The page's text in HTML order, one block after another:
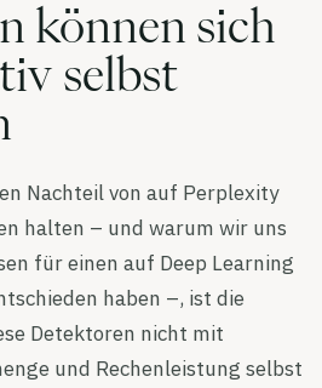
können sich
selbst
Nachteil von auf Perplexity
halten – und warum wir uns
für einen auf Deep Learning
haben –, ist die
Detektoren nicht mit
und Rechenleistung selbst